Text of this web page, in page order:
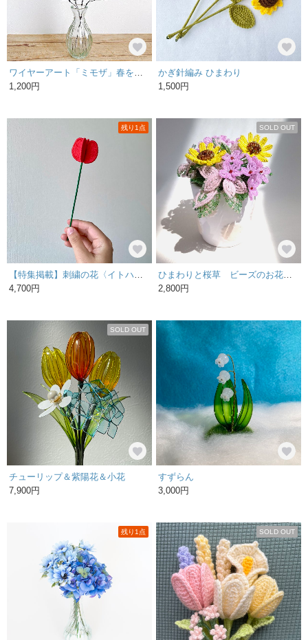
1,200円
かぎ針編み ひまわり
1,500円
残り1点
4,700円
SOLD OUT
2,800円
SOLD OUT
チューリップ＆紫陽花＆小花
7,900円
すずらん
3,000円
残り1点 SOLD OUT